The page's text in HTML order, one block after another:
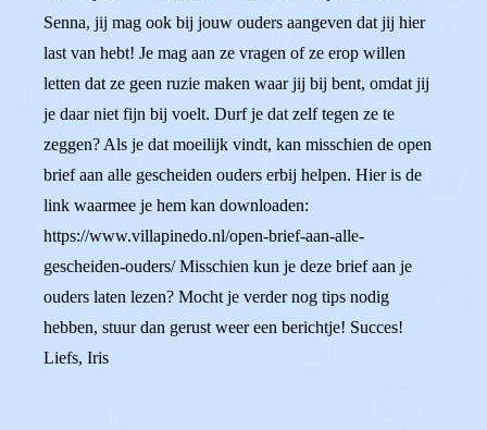
Senna, jij mag ook bij jouw ouders aangeven dat jij hier
last van hebt! Je mag aan ze vragen of ze erop willen
letten dat ze geen ruzie maken waar jij bij bent, omdat jij
je daar niet fijn bij voelt. Durf je dat zelf tegen ze te
zeggen? Als je dat moeilijk vindt, kan misschien de open
brief aan alle gescheiden ouders erbij helpen. Hier is de
link waarmee je hem kan downloaden:
https://www.villapinedo.nl/open-brief-aan-alle-
gescheiden-ouders/ Misschien kun je deze brief aan je
ouders laten lezen? Mocht je verder nog tips nodig
hebben, stuur dan gerust weer een berichtje! Succes!
Liefs, Iris